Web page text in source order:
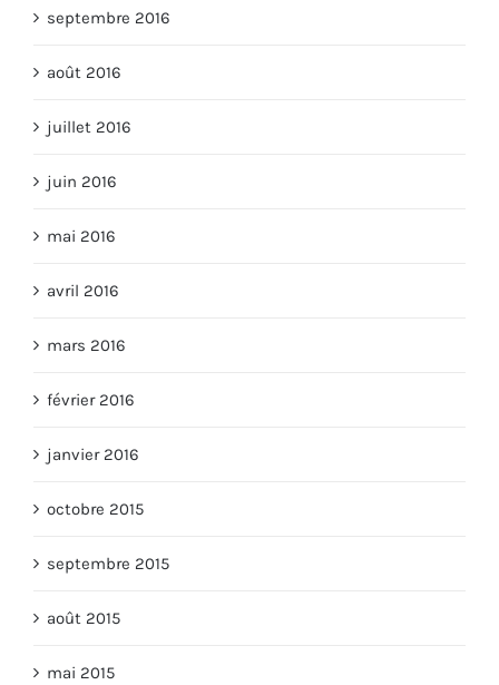
septembre 2016
août 2016
juillet 2016
juin 2016
mai 2016
avril 2016
mars 2016
février 2016
janvier 2016
octobre 2015
septembre 2015
août 2015
mai 2015